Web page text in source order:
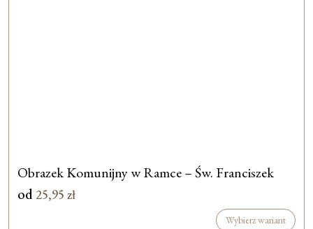
Obrazek Komunijny w Ramce – Św. Franciszek
od 25,95 zł
Wybierz wariant